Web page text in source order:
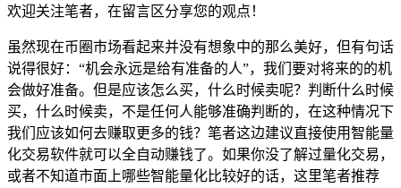
欢迎关注笔者，在留言区分享您的观点！
虽然现在币圈市场看起来并没有想象中的那么美好，但有句话
说得很好：“机会永远是给有准备的人”，我们要对将来的的机
会做好准备。但是应该怎么买，什么时候卖呢？判断什么时候
买，什么时候卖，不是任何人能够准确判断的，在这种情况下
我们应该如何去赚取更多的钱？笔者这边建议直接使用智能量
化交易软件就可以全自动赚钱了。如果你没了解过量化交易，
或者不知道市面上哪些智能量化比较好的话，这里笔者推荐